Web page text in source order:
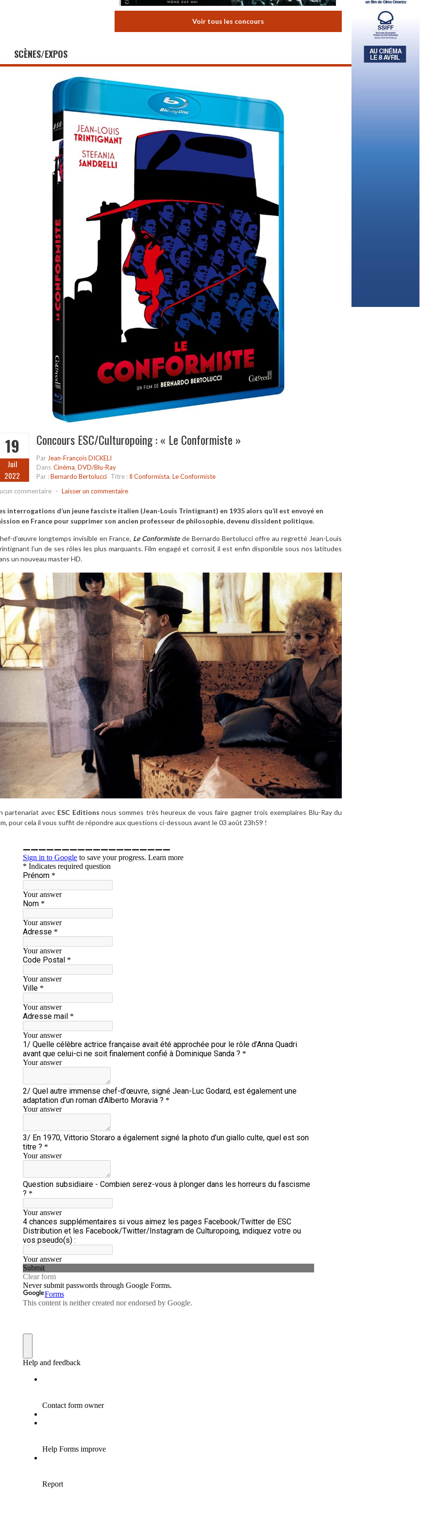
Voir tous les concours
SCÈNES/EXPOS
19
Juil
2022
Concours ESC/Culturopoing : « Le Conformiste »
Par Jean-François DICKELI
Dans Cinéma, DVD/Blu-Ray
Par :Bernardo Bertolucci Titre : Il Conformista, Le Conformiste
commentaire - Laisser un commentaire
interrogations d’un jeune fasciste italien (Jean-Louis Trintignant) en 1935 alors qu’il est envoyé en
en France pour supprimer son ancien professeur de philosophie, devenu dissident politique.
d’œuvre longtemps invisible en France, Le Conformistede Bernardo Bertolucci offre au regretté Jean-Louis
l’un de ses rôles les plus marquants. Film engagé et corrosif, il est enfin disponible sous nos latitudes
un nouveau master HD.
partenariat avec ESC Editions nous sommes très heureux de vous faire gagner trois exemplaires Blu-Ray du
pour cela il vous suffit de répondre aux questions ci-dessous avant le 03 août 23h59 !